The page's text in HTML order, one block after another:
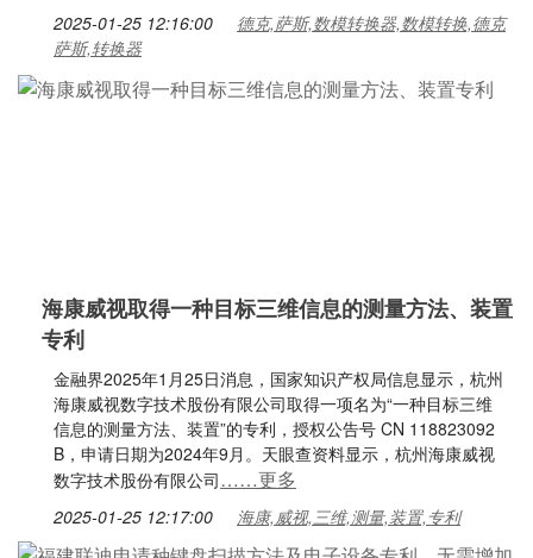
2025-01-25 12:16:00
德克,萨斯,数模转换器,数模转换,德克
萨斯,转换器
海康威视取得一种目标三维信息的测量方法、装置
专利
金融界2025年1月25日消息，国家知识产权局信息显示，杭州
海康威视数字技术股份有限公司取得一项名为“一种目标三维
信息的测量方法、装置”的专利，授权公告号 CN 118823092
B，申请日期为2024年9月。天眼查资料显示，杭州海康威视
数字技术股份有限公司……更多
2025-01-25 12:17:00 海康,威视,三维,测量,装置,专利